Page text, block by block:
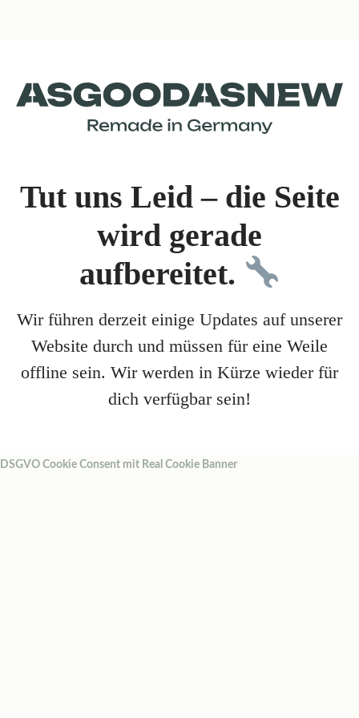
Tut uns Leid – die Seite
wird gerade
aufbereitet.
Wir führen derzeit einige Updates auf unserer
Website durch und müssen für eine Weile
offline sein. Wir werden in Kürze wieder für
dich verfügbar sein!
DSGVO Cookie Consent mit Real Cookie Banner